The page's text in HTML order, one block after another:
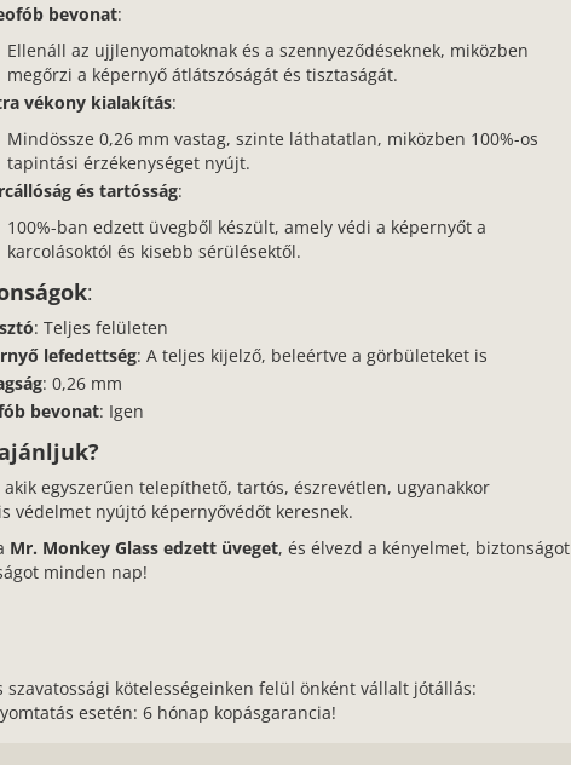
bevonat:
Ellenáll az ujjlenyomatoknak és a szennyeződéseknek, miközben
megőrzi a képernyő átlátszóságát és tisztaságát.
vékony kialakítás:
Mindössze 0,26 mm vastag, szinte láthatatlan, miközben 100%-os
tapintási érzékenységet nyújt.
és tartósság:
100%-ban edzett üvegből készült, amely védi a képernyőt a
karcolásoktól és kisebb sérülésektől.
:
: Teljes felületen
lefedettség: A teljes kijelző, beleértve a görbületeket is
: 0,26 mm
bevonat: Igen
akik egyszerűen telepíthető, tartós, észrevétlen, ugyanakkor
védelmet nyújtó képernyővédőt keresnek.
Mr. Monkey Glass edzett üveget, és élvezd a kényelmet, biztonságot
minden nap!
szavatossági kötelességeinken felül önként vállalt jótállás:
esetén: 6 hónap kopásgarancia!